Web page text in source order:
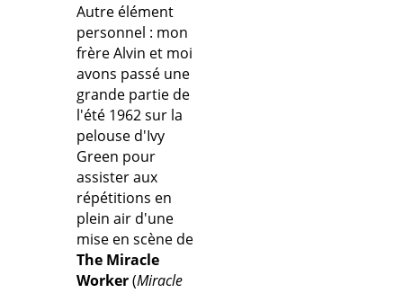
Autre élément
personnel : mon
frère Alvin et moi
avons passé une
grande partie de
l'été 1962 sur la
pelouse d'Ivy
Green pour
assister aux
répétitions en
plein air d'une
mise en scène de
The Miracle
Worker(Miracle